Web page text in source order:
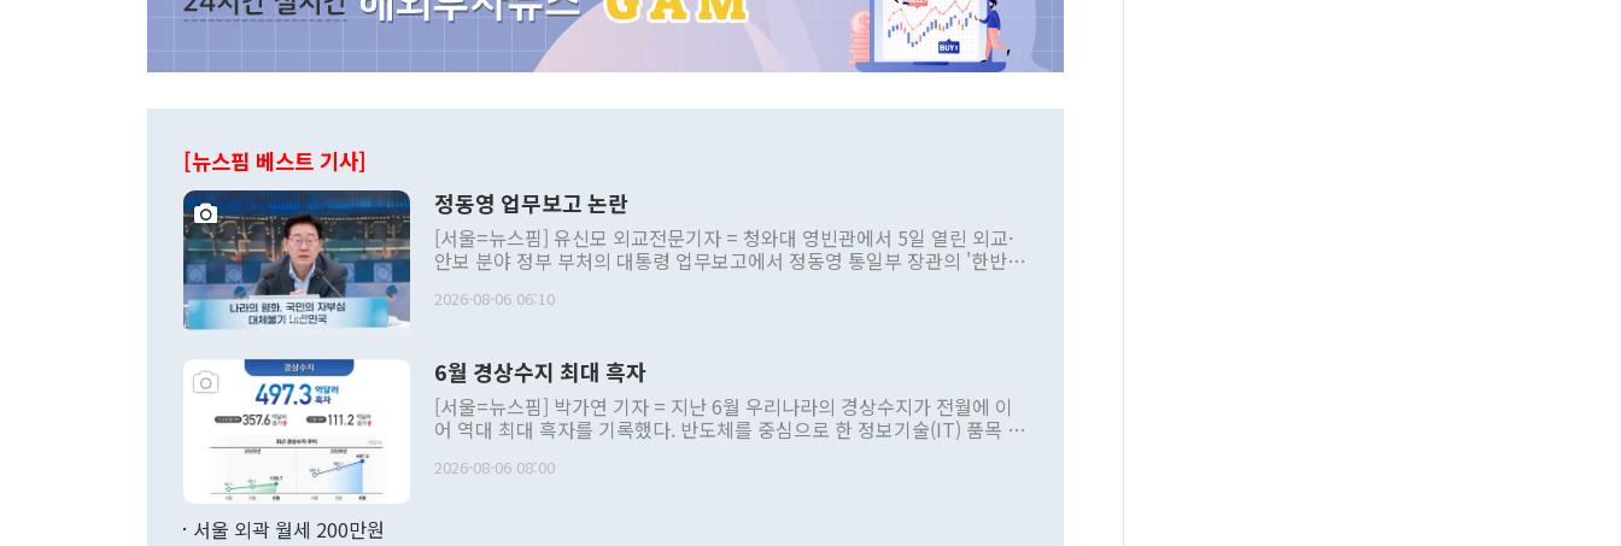
[뉴스핌 베스트 기사]
정동영 업무보고 논란
[서울=뉴스핌] 유신모 외교전문기자 = 청와대 영빈관에서 5일 열린 외교·
안보 분야 정부 부처의 대통령 업무보고에서 정동영 통일부 장관의 '한반도
발언 중에는 정부 내 조율을 거치지 않은 사안을 정책으로 추진하겠다고 공
주의적 희망에 근거한 비현실적 구상'이라는 비판을 내놨다. 그동안 정 장
관의 대북 정책 관련 발언이 물의를 빚은 적은 여러 번 있지만 대통령과 유
관 부처 장관이 공개적으로 부정적 입장을 표명한 것은 이례적이다. 정 장
관의 무리한 대북 접근법과 월권을 제어해야 한다는 목소리도 높아지고 있
다. [정동영 통일부 장관이 지난달 23일 오후 서울 종로구 정부서울청사에
2026-08-06 06:10
6월 경상수지 최대 흑자
[서울=뉴스핌] 박가연 기자 = 지난 6월 우리나라의 경상수지가 전월에 이
어 역대 최대 흑자를 기록했다. 반도체를 중심으로 한 정보기술(IT) 품목 수
료=한국은행] 한국은행이 6일 발표한 '2026년 6월 국제수지(잠정)'에 따르
2026-08-06 08:00
서울 외곽 월세 200만원